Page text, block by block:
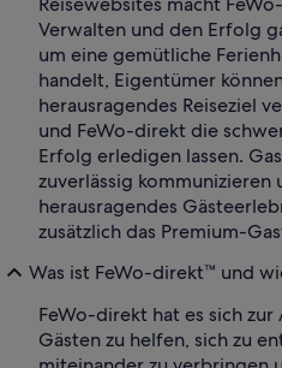
Verwalten und den Erfolg
um eine gemütliche
handelt, Eigentümer
herausragendes Reiseziel
und FeWo-direkt die
Erfolg erledigen lassen.
zuverlässig kommunizieren
herausragendes
zusätzlich das Premium-
Was ist FeWo-direkt™ und
FeWo-direkt hat es sich
Gästen zu helfen, sich zu